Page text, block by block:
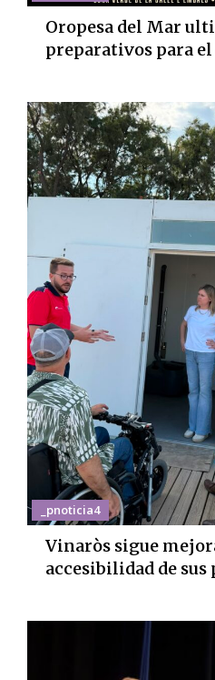
Oropesa del Mar
preparativos para
_pnoticia4
Vinaròs sigue
accesibilidad de sus